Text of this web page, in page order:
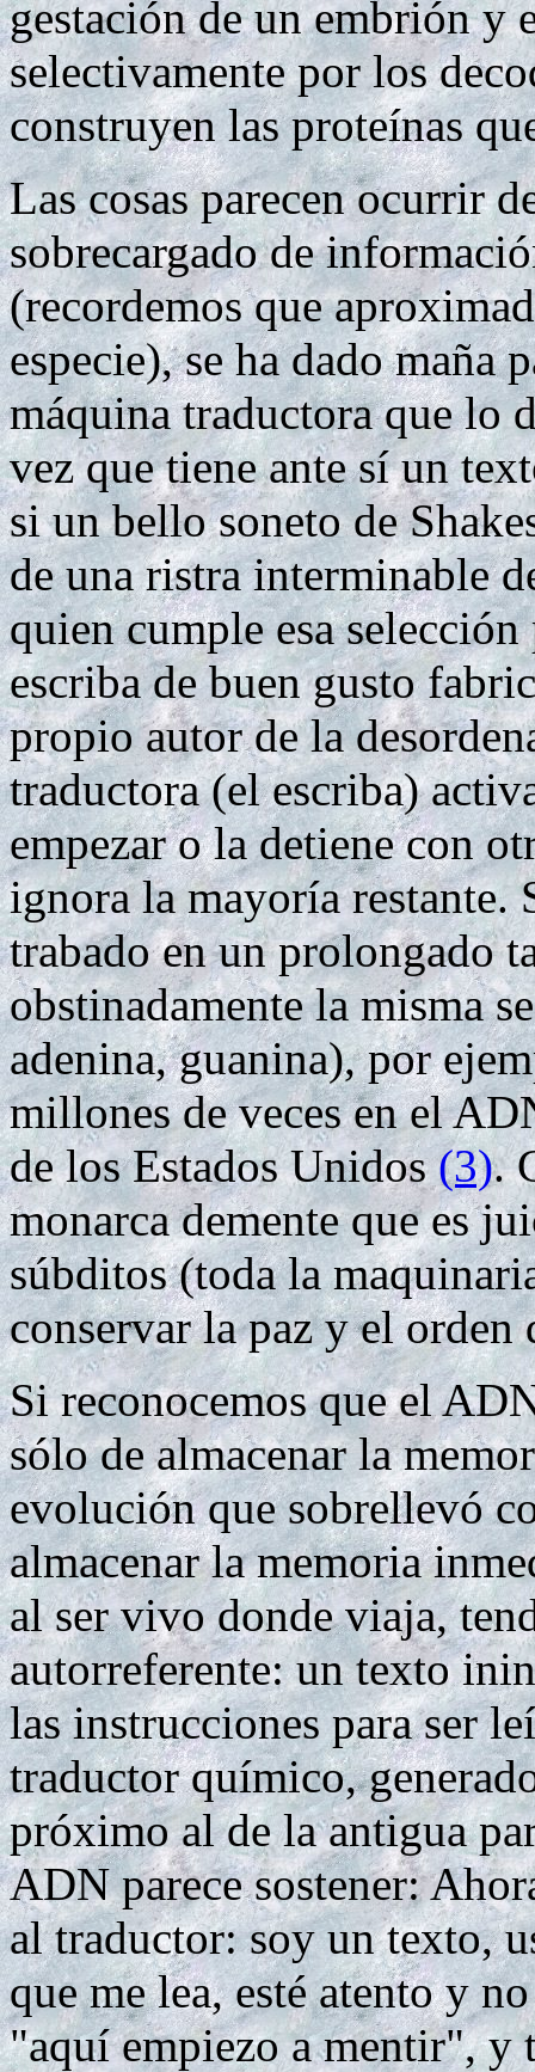
gestación de un embrión y
selectivamente por los
construyen las proteínas
Las cosas parecen ocurrir
sobrecargado de
(recordemos que
especie), se ha dado
máquina traductora que lo
vez que tiene ante sí un
si un bello soneto de
de una ristra interminable
quien cumple esa
escriba de buen gusto
propio autor de la
traductora (el escriba)
empezar o la detiene con
ignora la mayoría restante.
trabado en un prolongado
obstinadamente la misma
adenina, guanina), por
millones de veces en el
de los Estados Unidos(3).
monarca demente que es
súbditos (toda la
conservar la paz y el
Si reconocemos que el
sólo de almacenar la
evolución que sobrellevó
almacenar la memoria
al ser vivo donde viaja,
autorreferente: un texto
las instrucciones para ser
traductor químico,
próximo al de la antigua
ADN parece sostener:
al traductor: soy un texto,
que me lea, esté atento y
"aquí empiezo a mentir", y